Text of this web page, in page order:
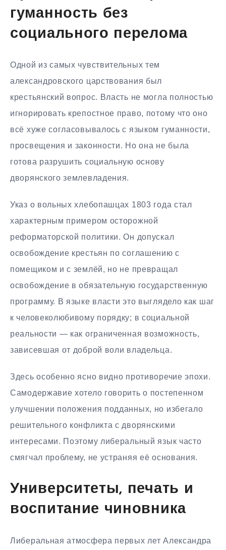
гуманность без
социального перелома
Одной из самых чувствительных тем
александровского царствования был
крестьянский вопрос. Власть не могла полностью
игнорировать крепостное право, потому что оно
всё хуже согласовывалось с языком гуманности,
просвещения и законности. Но она не была
готова разрушить социальную основу
дворянского землевладения.
Указ о вольных хлебопашцах 1803 года стал
характерным примером осторожной
реформаторской политики. Он допускал
освобождение крестьян по соглашению с
помещиком и с землёй, но не превращал
освобождение в обязательную государственную
программу. В языке власти это выглядело как шаг
к человеколюбивому порядку; в социальной
реальности — как ограниченная возможность,
зависевшая от доброй воли владельца.
Здесь особенно ясно видно противоречие эпохи.
Самодержавие хотело говорить о постепенном
улучшении положения подданных, но избегало
решительного конфликта с дворянскими
интересами. Поэтому либеральный язык часто
смягчал проблему, не устраняя её основания.
Университеты, печать и
воспитание чиновника
Либеральная атмосфера первых лет Александра